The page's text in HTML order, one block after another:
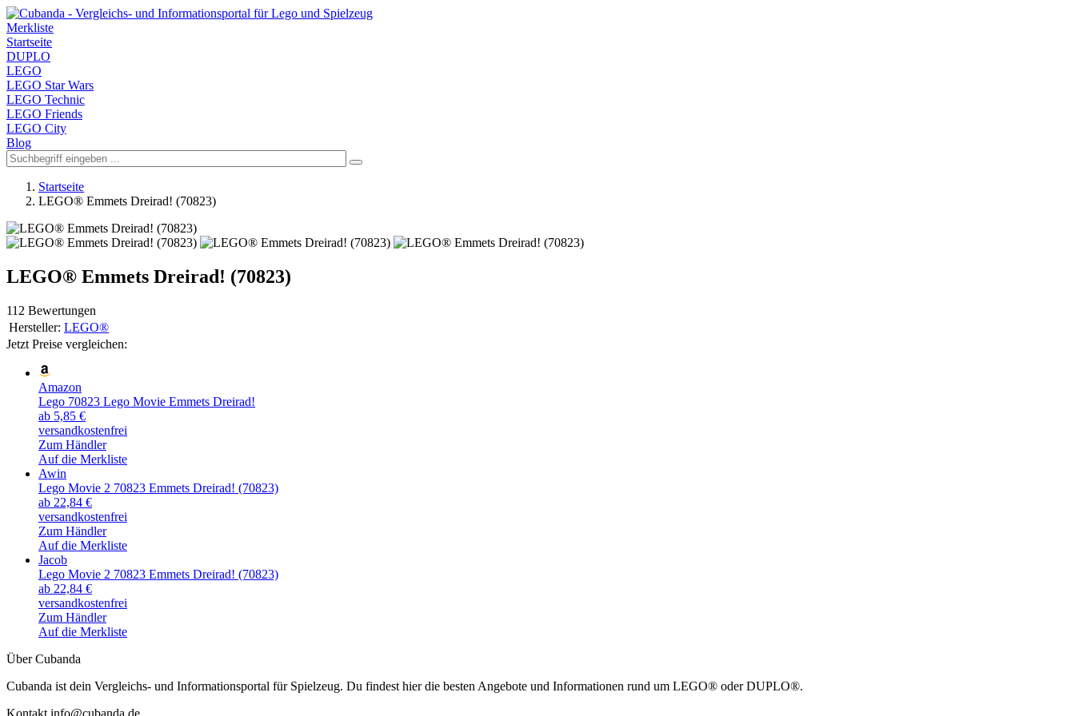
Merkliste
Startseite
DUPLO
LEGO
LEGO Star Wars
LEGO Technic
LEGO Friends
LEGO City
Blog
Startseite
LEGO® Emmets Dreirad! (70823)
LEGO® Emmets Dreirad! (70823)
112 Bewertungen
Hersteller: LEGO®
Jetzt Preise vergleichen:
Amazon
Lego 70823 Lego Movie Emmets Dreirad!
ab 5,85 €
versandkostenfrei
Zum Händler
Auf die Merkliste
Awin
Lego Movie 2 70823 Emmets Dreirad! (70823)
ab 22,84 €
versandkostenfrei
Zum Händler
Auf die Merkliste
Jacob
Lego Movie 2 70823 Emmets Dreirad! (70823)
ab 22,84 €
versandkostenfrei
Zum Händler
Auf die Merkliste
Über Cubanda
Cubanda ist dein Vergleichs- und Informationsportal für Spielzeug. Du findest hier die besten Angebote und Informationen rund um LEGO® oder DUPLO®.
Kontakt info@cubanda.de